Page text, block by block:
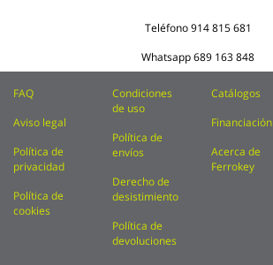
Teléfono914 815 681
Whatsapp689 163 848
FAQ
Aviso legal
Política de
privacidad
Política de
cookies
Condiciones
de uso
Política de
envíos
Derecho de
desistimiento
Política de
devoluciones
Catálogos
Financiación
Acerca de
Ferrokey